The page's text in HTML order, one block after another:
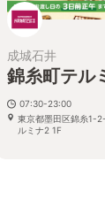
成城石井
錦糸町テル
07:30-23:00
東京都墨田区錦糸1-
ルミナ2 1F